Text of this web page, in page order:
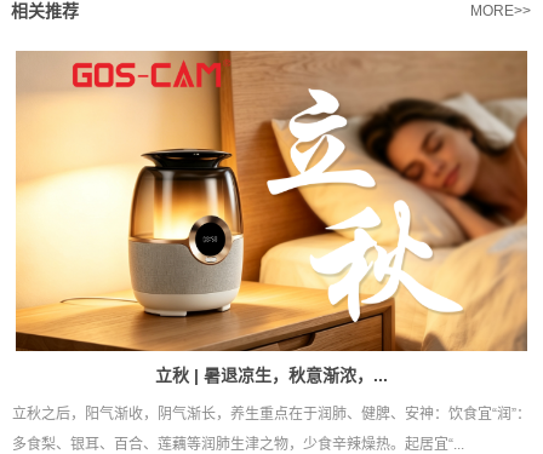
相关推荐 MORE>>
立秋 | 暑退凉生，秋意渐浓，...
立秋之后，阳气渐收，阴气渐长，养生重点在于润肺、健脾、安神：饮食宜“润”：
多食梨、银耳、百合、莲藕等润肺生津之物，少食辛辣燥热。起居宜“...